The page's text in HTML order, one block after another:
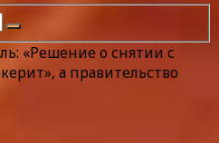
«Решение о снятии с
а правительство